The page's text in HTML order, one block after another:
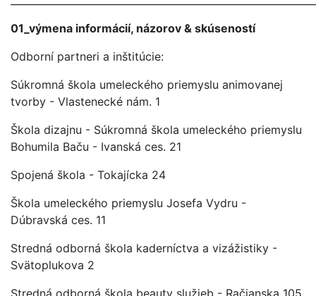
01_výmena informácií, názorov & skúseností
Odborní partneri a inštitúcie:
Súkromná škola umeleckého priemyslu animovanej
tvorby - Vlastenecké nám. 1
Škola dizajnu - Súkromná škola umeleckého priemyslu
Bohumila Baču - Ivanská ces. 21
Spojená škola - Tokajícka 24
Škola umeleckého priemyslu Josefa Vydru -
Dúbravská ces. 11
Stredná odborná škola kaderníctva a vizážistiky -
Svätoplukova 2
Stredná odborná škola beauty služieb - Račianska 105